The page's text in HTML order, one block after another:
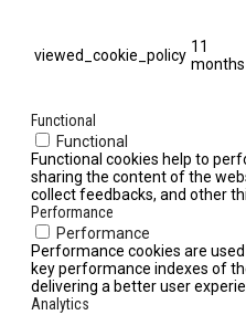
viewed_cookie_policy 11
months
Functional
Functional
Functional cookies help to
sharing the content of the
collect feedbacks, and other
Performance
Performance
Performance cookies are
key performance indexes of
delivering a better user
Analytics